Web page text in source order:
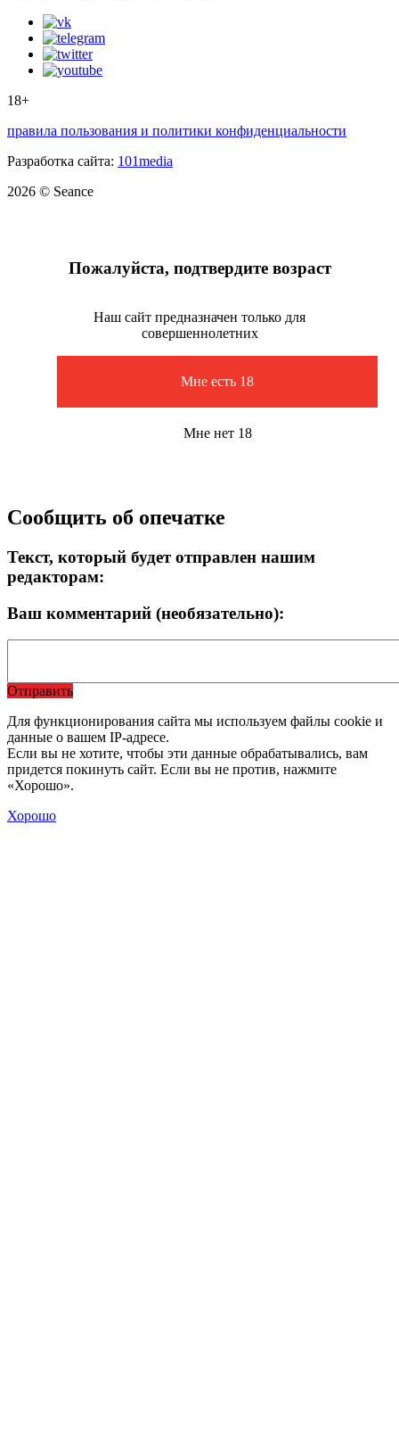
18+
правила пользования и политики конфиденциальности
Разработка сайта: 101media
2026 © Seance
Пожалуйста, подтвердите возраст
Наш сайт предназначен только для
совершеннолетних
Мне есть 18
Мне нет 18
Сообщить об опечатке
Текст, который будет отправлен нашим
редакторам:
Ваш комментарий (необязательно):
Отправить
Для функционирования сайта мы используем файлы cookie и
данные о вашем IP-адресе.
Если вы не хотите, чтобы эти данные обрабатывались, вам
придется покинуть сайт. Если вы не против, нажмите
«Хорошо».
Хорошо